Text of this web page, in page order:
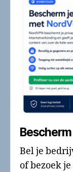
Bel je
of bezoek